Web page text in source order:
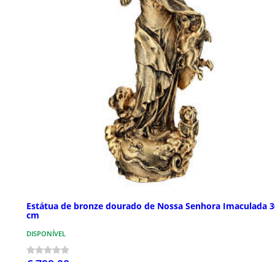
Estátua de bronze dourado de Nossa Senhora Imaculada
cm
DISPONÍVEL